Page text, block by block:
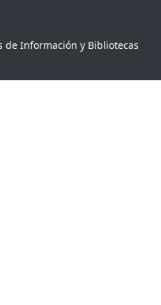
de Información y Bibliotecas